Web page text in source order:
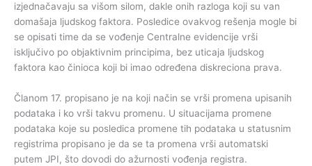
izjednačavaju sa višom silom, dakle onih razloga koji su van
domašaja ljudskog faktora. Posledice ovakvog rešenja mogle bi
se opisati time da se vođenje Centralne evidencije vrši
isključivo po objaktivnim principima, bez uticaja ljudskog
faktora kao činioca koji bi imao određena diskreciona prava.
Članom 17. propisano je na koji način se vrši promena upisanih
podataka i ko vrši takvu promenu. U situacijama promene
podataka koje su posledica promene tih podataka u statusnim
registrima propisano je da se ta promena vrši automatski
putem JPI, što dovodi do ažurnosti vođenja registra.